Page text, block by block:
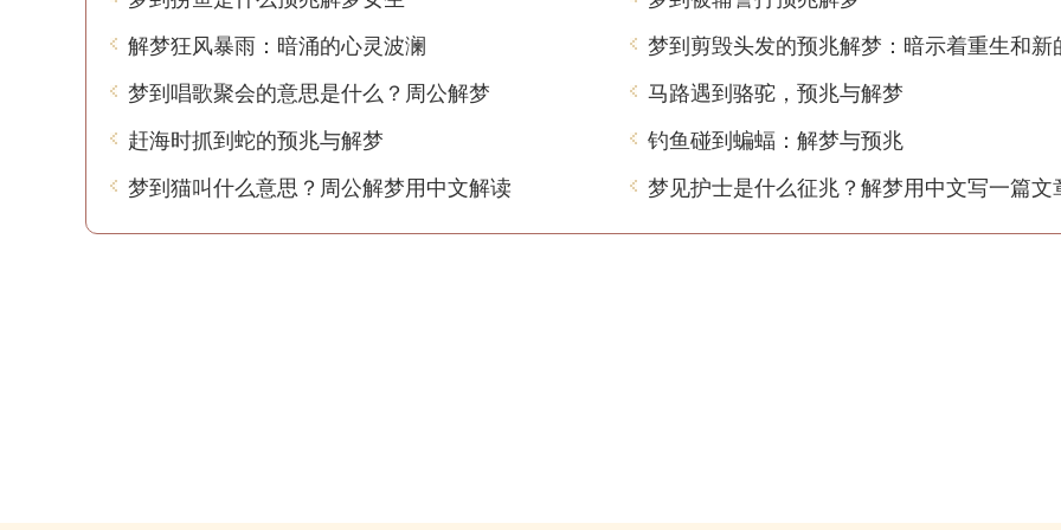
解梦狂风暴雨：暗涌的心灵波澜
梦到唱歌聚会的意思是什么？周公解梦
赶海时抓到蛇的预兆与解梦
梦到猫叫什么意思？周公解梦用中文解读
马路遇到骆驼，预兆与解梦
钓鱼碰到蝙蝠：解梦与预兆
梦见护士是什么征兆？解梦用中文写一篇文